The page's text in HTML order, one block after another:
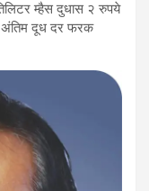
म्हैस दुधास २ रुपये
अंतिम दूध दर फरक